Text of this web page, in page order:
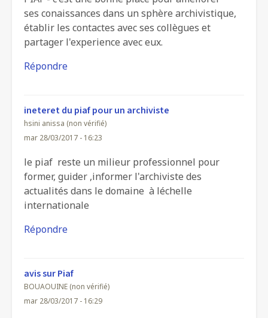
ses conaissances dans un sphère archivistique,
établir les contactes avec ses collègues et
partager l'experience avec eux.
Répondre
ineteret du piaf pour un archiviste
hsini anissa (non vérifié)
mar 28/03/2017 - 16:23
le piaf reste un milieur professionnel pour
former, guider ,informer l'archiviste des
actualités dans le domaine à léchelle
internationale
Répondre
avis sur Piaf
BOUAOUINE (non vérifié)
mar 28/03/2017 - 16:29